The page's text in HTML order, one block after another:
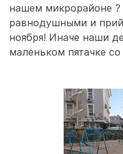
нашем микрорайоне
равнодушными и
ноября! Иначе наши
маленьком пятачке